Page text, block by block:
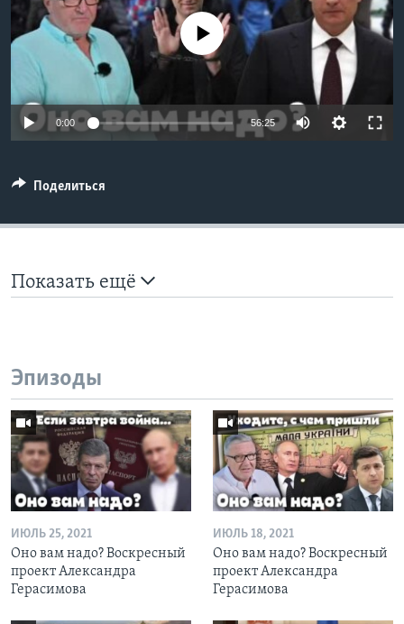
Learning English
СОЦИАЛЬНЫЕ СЕТИ
No media source currently available
0:00 56:25
Поделиться
Показать ещё
Эпизоды
ИЮЛЬ 25, 2021
Оно вам надо? Воскресный
проект Александра
Герасимова
ИЮЛЬ 18, 2021
Оно вам надо? Воскресный
проект Александра
Герасимова